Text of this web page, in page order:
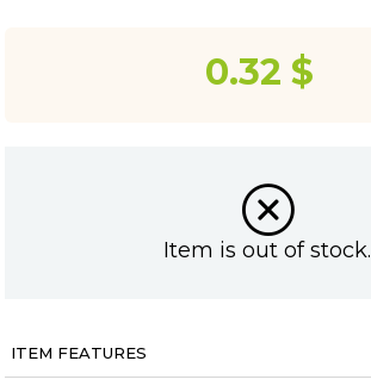
0.32 $
Item is out of stock.
ITEM FEATURES